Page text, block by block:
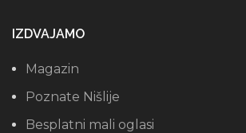
IZDVAJAMO
Magazin
Poznate Nišlije
Besplatni mali oglasi